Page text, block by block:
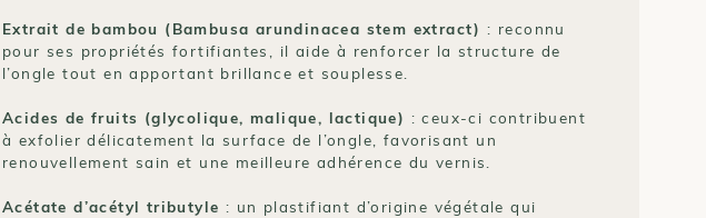
Extrait de bambou (Bambusa arundinacea stem extract) : reconnu
pour ses propriétés fortifiantes, il aide à renforcer la structure de
l’ongle tout en apportant brillance et souplesse.
Acides de fruits (glycolique, malique, lactique) : ceux-ci contribuent
à exfolier délicatement la surface de l’ongle, favorisant un
renouvellement sain et une meilleure adhérence du vernis.
Acétate d’acétyl tributyle : un plastifiant d’origine végétale qui